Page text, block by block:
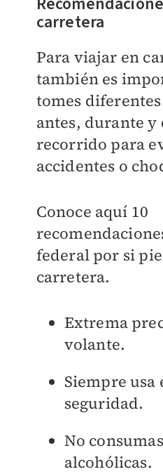
carretera
Para viajar en
también es
tomes
antes, durante y
recorrido para
accidentes o
Conoce aquí 10
federal por si
carretera.
Extrema
volante.
Siempre
seguridad.
No
alcohólicas.